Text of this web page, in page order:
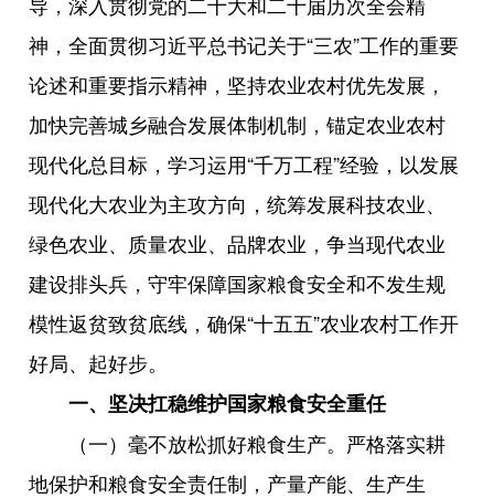
神，全面贯彻习近平总书记关于“三农”工作的重要
论述和重要指示精神，坚持农业农村优先发展，
加快完善城乡融合发展体制机制，锚定农业农村
现代化总目标，学习运用“千万工程”经验，以发展
现代化大农业为主攻方向，统筹发展科技农业、
绿色农业、质量农业、品牌农业，争当现代农业
建设排头兵，守牢保障国家粮食安全和不发生规
模性返贫致贫底线，确保“十五五”农业农村工作开
好局、起好步。
一、坚决扛稳维护国家粮食安全重任
（一）毫不放松抓好粮食生产。严格落实耕
地保护和粮食安全责任制，产量产能、生产生